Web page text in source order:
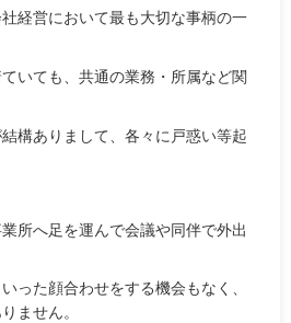
経営において最も大切な事柄の一
いても、共通の業務・所属など関
構ありまして、各々に戸惑い等起
所へ足を運んで会議や同伴で外出
った顔合わせをする機会もなく、
ません。